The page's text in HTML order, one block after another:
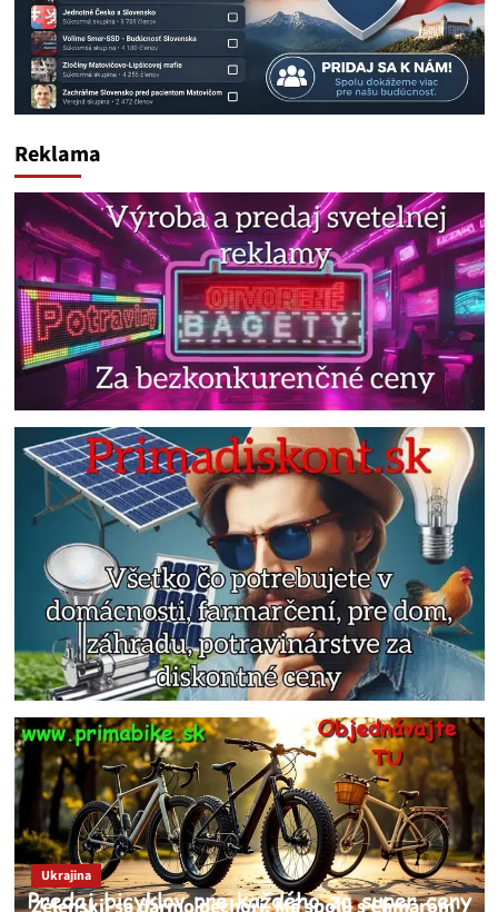
Reklama
Ukrajina